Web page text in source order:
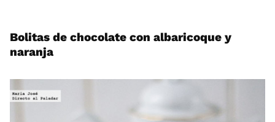
Bolitas de chocolate con albaricoque y
naranja